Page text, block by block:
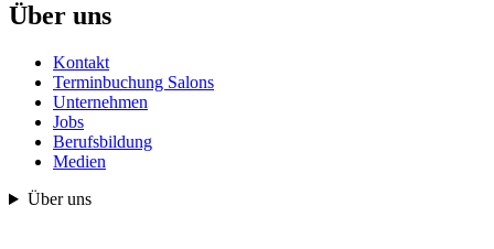
Über uns
Kontakt
Terminbuchung Salons
Unternehmen
Jobs
Berufsbildung
Medien
Über uns